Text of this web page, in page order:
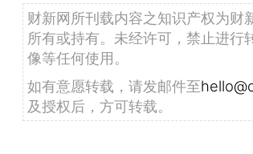
财新网所刊载内容之知识产权为财
所有或持有。未经许可，禁止进行
像等任何使用。
如有意愿转载，请发邮件至
及授权后，方可转载。